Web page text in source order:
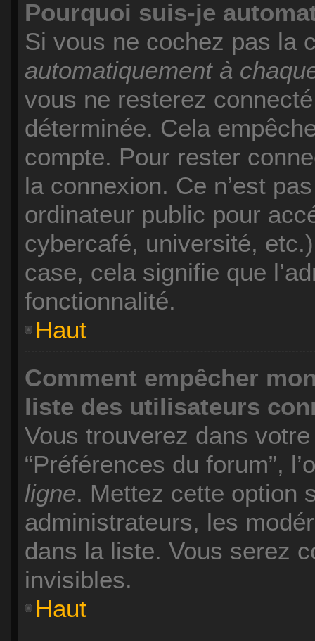
Pourquoi suis-je
Si vous ne cochez pas la
automatiquement à
vous ne resterez
déterminée. Cela
compte. Pour rester
la connexion. Ce n’est
ordinateur public pour
cybercafé, université,
case, cela signifie que
fonctionnalité.
Haut
Comment empêcher
liste des utilisateurs
Vous trouverez dans
“Préférences du forum”,
ligne. Mettez cette option
administrateurs, les
dans la liste. Vous serez
invisibles.
Haut